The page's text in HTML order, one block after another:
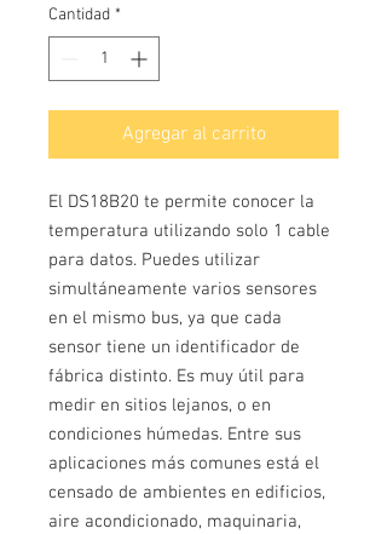
Cantidad *
Agregar al carrito
El DS18B20 te permite conocer la
temperatura utilizando solo 1 cable
para datos. Puedes utilizar
simultáneamente varios sensores
en el mismo bus, ya que cada
sensor tiene un identificador de
fábrica distinto. Es muy útil para
medir en sitios lejanos, o en
condiciones húmedas. Entre sus
aplicaciones más comunes está el
censado de ambientes en edificios,
aire acondicionado, maquinaria,